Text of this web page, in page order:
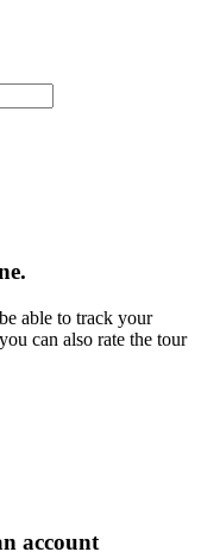
able to track your
can also rate the tour
account